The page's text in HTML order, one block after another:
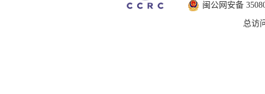
闽公网安备
总访